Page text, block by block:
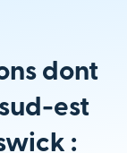
dont
est
: